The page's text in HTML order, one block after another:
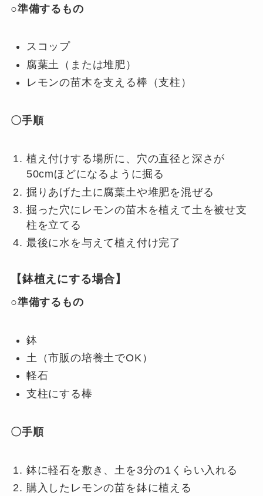
○準備するもの
スコップ
腐葉土（または堆肥）
レモンの苗木を支える棒（支柱）
〇手順
植え付けする場所に、穴の直径と深さが
50cmほどになるように掘る
掘りあげた土に腐葉土や堆肥を混ぜる
掘った穴にレモンの苗木を植えて土を被せ支
柱を立てる
最後に水を与えて植え付け完了
【鉢植えにする場合】
○準備するもの
鉢
土（市販の培養土でOK）
軽石
支柱にする棒
〇手順
鉢に軽石を敷き、土を3分の1くらい入れる
購入したレモンの苗を鉢に植える